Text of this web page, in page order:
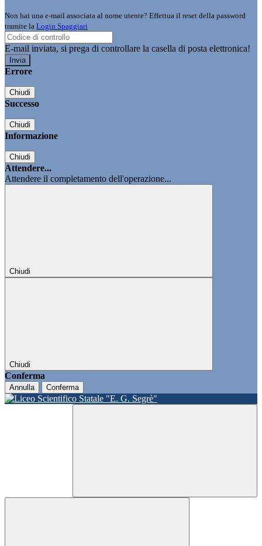
Non hai una e-mail associata al nome utente? Effettua il reset della password
tramite la Login Spaggiari
E-mail inviata, si prega di controllare la casella di posta elettronica!
Errore
Chiudi
Successo
Chiudi
Informazione
Chiudi
Attendere...
Attendere il completamento dell'operazione...
Chiudi
Chiudi
Conferma
Annulla Conferma